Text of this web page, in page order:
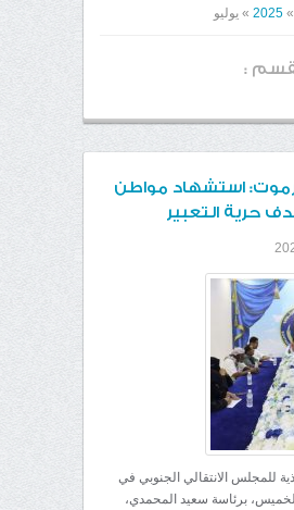
»
2025
» يوليو
:
استشهاد مواطن
حرية التعبير
للمجلس الانتقالي الجنوبي في
برئاسة سعيد المحمدي،